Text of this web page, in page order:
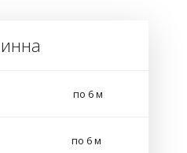
по 6 м
по 6 м